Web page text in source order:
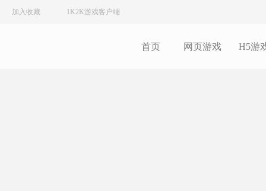
加入收藏 1K2K游戏客户端
首页 网页游戏 H5游